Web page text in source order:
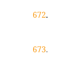
672.
673.